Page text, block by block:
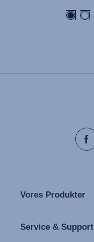
Vores Produkter
Service & Support